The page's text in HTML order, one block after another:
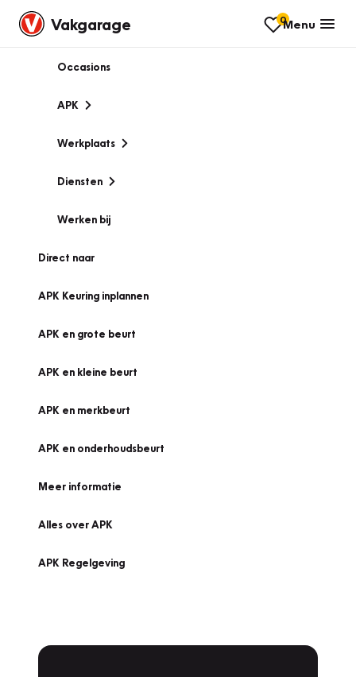
Vakgarage 0Menu
Occasions
APK
Werkplaats
Diensten
Werken bij
Direct naar
APK Keuring inplannen
APK en grote beurt
APK en kleine beurt
APK en merkbeurt
APK en onderhoudsbeurt
Meer informatie
Alles over APK
APK Regelgeving